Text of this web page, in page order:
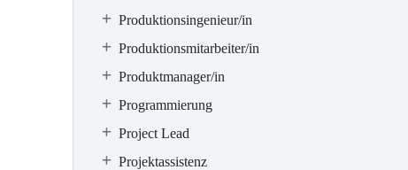
Produktionsingenieur/in
Produktionsmitarbeiter/in
Produktmanager/in
Programmierung
Project Lead
Projektassistenz